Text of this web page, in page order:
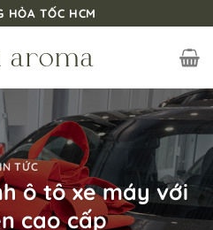
HỎA TỐC HCM
TỨC
ô tô xe máy với
cao cấp